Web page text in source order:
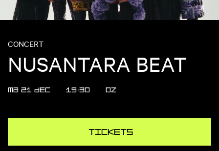
CONCERT
NUSANTARA BEAT
MA 21 DEC 19:30 OZ
Tickets